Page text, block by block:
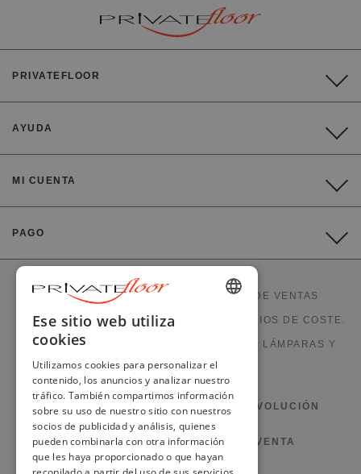
PRIVATEFLOOR
AYUDA
MI CUENTA
PAGO
PRIVATEFLOOR ES LA PRIMERA WEB DE VENTAS
DIRECTAS DE FÁBRICA Y OFERTAS A PRECIOS DE COSTE.
MUEBLES ESTILO, SOFÁS, DECORACIÓN, LÁMPARAS Y
CHIMENEAS.
DERECHO DE RETRACTACIÓN Y DEVOLUCIÓN
CONDICIONES GENERALES DE VENTA
DUTCH
GERMAN
ITALIAN
PORTUGUESE
Ese sitio web utiliza
cookies
Utilizamos cookies para personalizar el
contenido, los anuncios y analizar nuestro
tráfico. También compartimos información
sobre su uso de nuestro sitio con nuestros
socios de publicidad y análisis, quienes
pueden combinarla con otra información
que les haya proporcionado o que hayan